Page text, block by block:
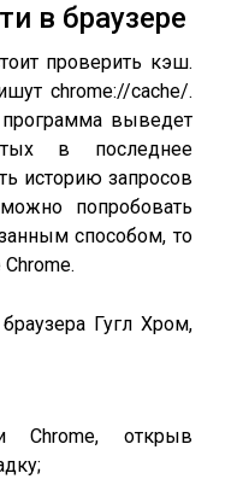
в браузере
проверить кэш.
chrome://cache/.
выведет
в последнее
историю запросов
попробовать
способом, то
Гугл Хром,
Chrome, открыв